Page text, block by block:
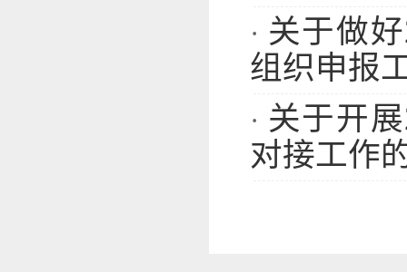
· 关于做
组织申报
· 关于开
对接工作